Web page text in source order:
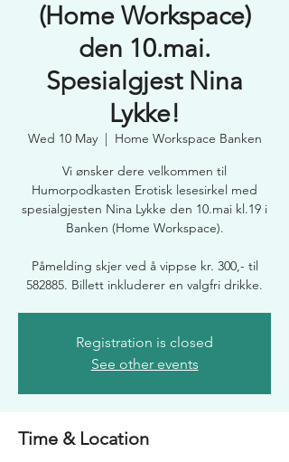
(Home Workspace)
den 10.mai.
Spesialgjest Nina
Lykke!
Wed 10 May
  |
Home Workspace Banken
Vi ønsker dere velkommen til
Humorpodkasten Erotisk lesesirkel med
spesialgjesten Nina Lykke den 10.mai kl.19 i
Banken (Home Workspace).
Påmelding skjer ved å vippse kr. 300,- til
582885. Billett inkluderer en valgfri drikke.
Registration is closed
See other events
Time & Location